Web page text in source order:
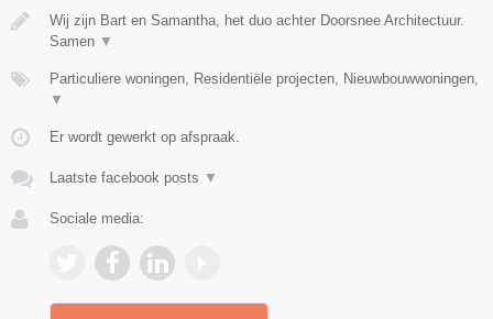
Wij zijn Bart en Samantha, het duo achter Doorsnee Architectuur.
Samen ▼
Particuliere woningen, Residentiële projecten, Nieuwbouwwoningen,
▼
Er wordt gewerkt op afspraak.
Laatste facebook posts ▼
Sociale media: